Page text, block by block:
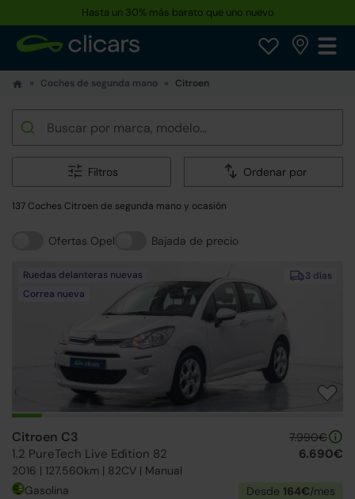
Hasta un 30% más barato que uno nuevo
Coches de segunda mano Citroen
Filtros Ordenar por
137 Coches Citroen de segunda mano y ocasión
Ofertas Opel Bajada de precio
3 días
Ruedas delanteras nuevas
Correa nueva
Citroen C3
1.2 PureTech Live Edition 82
2016 | 127.560km | 82CV | Manual
7.990€
6.690€
Gasolina Desde 164€/mes